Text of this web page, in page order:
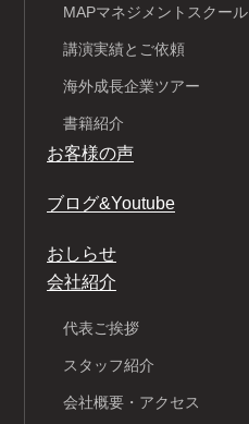
MAPマネジメントスクール
講演実績とご依頼
海外成長企業ツアー
書籍紹介
お客様の声
ブログ&Youtube
おしらせ
会社紹介
代表ご挨拶
スタッフ紹介
会社概要・アクセス